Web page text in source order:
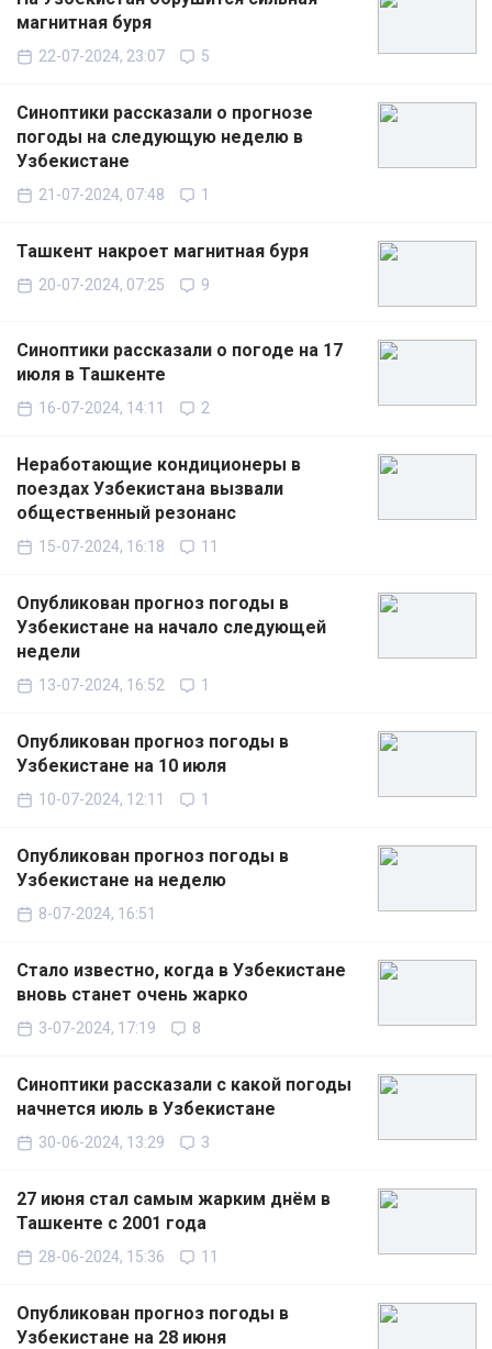
магнитная буря
22-07-2024, 23:07 5
Синоптики рассказали о прогнозе
погоды на следующую неделю в
Узбекистане
21-07-2024, 07:48 1
Ташкент накроет магнитная буря
20-07-2024, 07:25 9
Синоптики рассказали о погоде на 17
июля в Ташкенте
16-07-2024, 14:11 2
Неработающие кондиционеры в
поездах Узбекистана вызвали
общественный резонанс
15-07-2024, 16:18 11
Опубликован прогноз погоды в
Узбекистане на начало следующей
недели
13-07-2024, 16:52 1
Опубликован прогноз погоды в
Узбекистане на 10 июля
10-07-2024, 12:11 1
Опубликован прогноз погоды в
Узбекистане на неделю
8-07-2024, 16:51
Стало известно, когда в Узбекистане
вновь станет очень жарко
3-07-2024, 17:19 8
Синоптики рассказали с какой погоды
начнется июль в Узбекистане
30-06-2024, 13:29 3
27 июня стал самым жарким днём в
Ташкенте с 2001 года
28-06-2024, 15:36 11
Опубликован прогноз погоды в
Узбекистане на 28 июня